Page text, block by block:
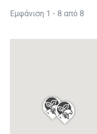
Εμφάνιση 1 - 8 από 8